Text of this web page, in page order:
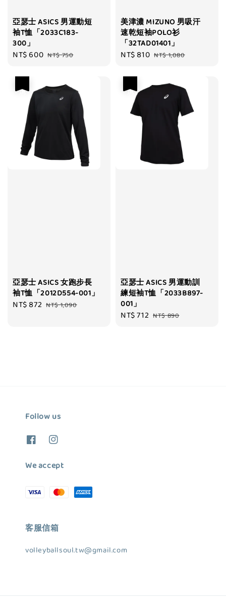
亞瑟士 ASICS 男運動短
袖T恤「2033C183-
300」
Sale
NT$ 600 Regular
NT$ 750
美津濃 MIZUNO 男吸汗
速乾短袖POLO衫
「32TAD01401」
Sale
NT$ 810 Regular
NT$ 1,080
亞瑟士 ASICS 女跑步長
袖T恤「2012D554-001」
Sale
NT$ 872 Regular
NT$ 1,090
亞瑟士 ASICS 男運動訓
練短袖T恤「2033B897-
001」
Sale
NT$ 712 Regular
NT$ 890
Follow us
We accept
客服信箱
volleyballsoul.tw@gmail.com